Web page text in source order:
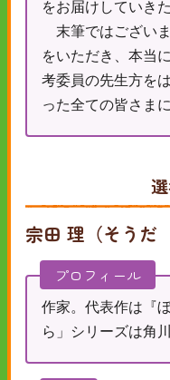
をお届けしていき
末筆ではござい
をいただき、本当
考委員の先生方を
った全ての皆さま
宗田 理（そうだ
プロフィール
作家。代表作は『
ら」シリーズは角